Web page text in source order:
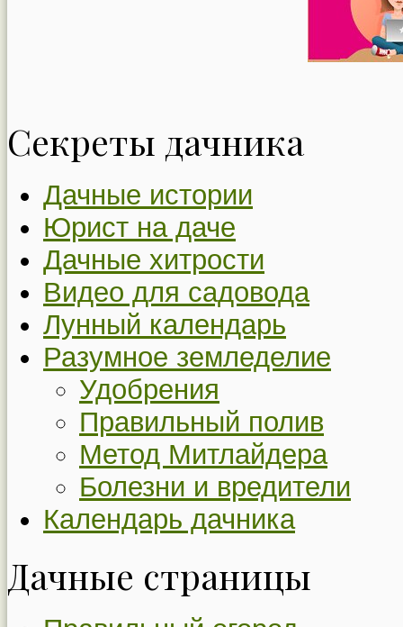
Секреты дачника
Дачные истории
Юрист на даче
Дачные хитрости
Видео для садовода
Лунный календарь
Разумное земледелие
Удобрения
Правильный полив
Метод Митлайдера
Болезни и вредители
Календарь дачника
Дачные страницы